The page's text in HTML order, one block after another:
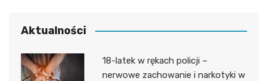
Aktualności
18-latek w rękach policji –
nerwowe zachowanie i narkotyki w